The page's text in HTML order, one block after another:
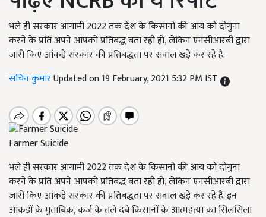
भले ही सरकार आगामी 2022 तक देश के किसानों की आय को दोगुना
करने के प्रति अपने आपको प्रतिबद्ध बता रही हो, लेकिन एनसीआरबी द्वारा
जारी किए आंकड़े सरकार की प्रतिबद्धता पर सवाल खड़े कर रहे हैं.
सचिन कुमारUpdated on 19 February, 2021 5:32 PM IST
Farmer Suicide
भले ही सरकार आगामी 2022 तक देश के किसानों की आय को दोगुना
करने के प्रति अपने आपको प्रतिबद्ध बता रही हो, लेकिन एनसीआरबी द्वारा
जारी किए आंकड़े सरकार की प्रतिबद्धता पर सवाल खड़े कर रहे हैं. इन
आंकड़ों के मुताबिक, कर्ज के तले दबे किसानों के आत्महत्या का सिलसिला